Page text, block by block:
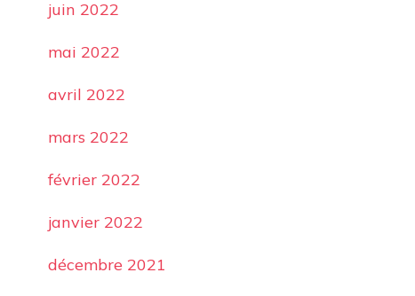
juin 2022
mai 2022
avril 2022
mars 2022
février 2022
janvier 2022
décembre 2021